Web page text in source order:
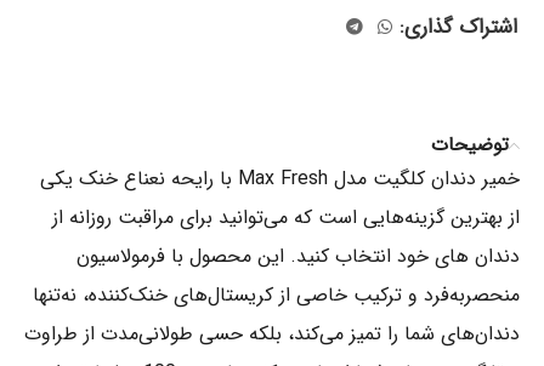
اشتراک گذاری:
توضیحات
خمیر دندان کلگیت مدل Max Fresh با رایحه نعناع خنک یکی
از بهترین گزینه‌هایی است که می‌توانید برای مراقبت روزانه از
دندان‌ های خود انتخاب کنید. این محصول با فرمولاسیون
منحصر‌به‌فرد و ترکیب خاصی از کریستال‌های خنک‌کننده، نه‌تنها
دندان‌های شما را تمیز می‌کند، بلکه حسی طولانی‌مدت از طراوت